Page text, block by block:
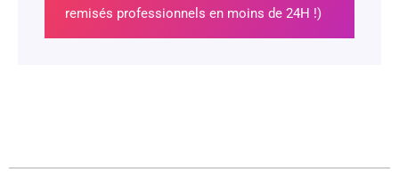
remisés professionnels en moins de 24H !)